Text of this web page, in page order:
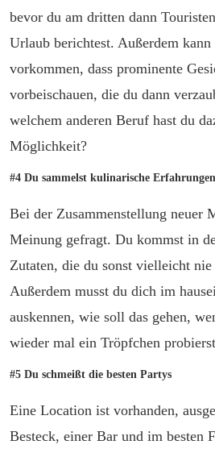
bevor du am dritten dann
Urlaub berichtest. Außerdem
vorkommen, dass prominente
vorbeischauen, die du dann
welchem anderen Beruf hast du
Möglichkeit?
#4 Du sammelst kulinarische Erfahrungen
Bei der Zusammenstellung neuer
Meinung gefragt. Du kommst in
Zutaten, die du sonst vielleicht
Außerdem musst du dich im
auskennen, wie soll das gehen,
wieder mal ein Tröpfchen
#5 Du schmeißt die besten Partys
Eine Location ist vorhanden,
Besteck, einer Bar und im besten